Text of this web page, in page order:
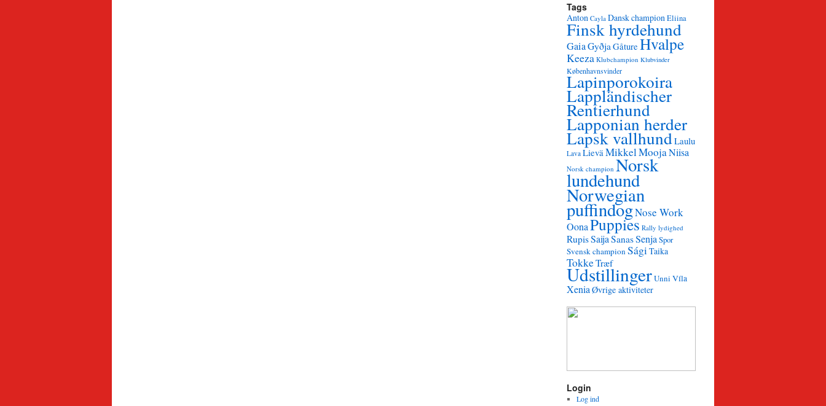
Tags
Anton Cayla Dansk championEliina
Finsk hyrdehund
GaiaGyðjaGåture Hvalpe
Keeza Klubchampion Klubvinder
Københavnsvinder
Lapinporokoira
Lappländischer
Rentierhund
Lapponian herder
Lapsk vallhundLaulu
Lava LieväMikkelMoojaNiisa
Norsk champion Norsk
lundehund
Norwegian
puffindogNose Work
OonaPuppies Rally lydighed
RupisSaija SanasSenjaSpor
Svensk championSágiTaika
TokkeTræf
UdstillingerUnni Víla
Xenia Øvrige aktiviteter
Login
Log ind